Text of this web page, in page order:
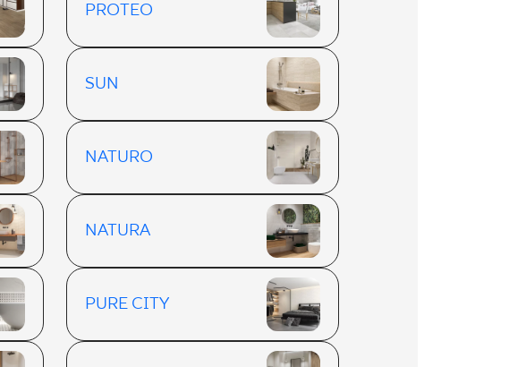
PROTEO
SUN
NATURO
NATURA
PURE CITY